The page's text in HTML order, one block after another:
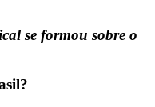
se formou sobre o